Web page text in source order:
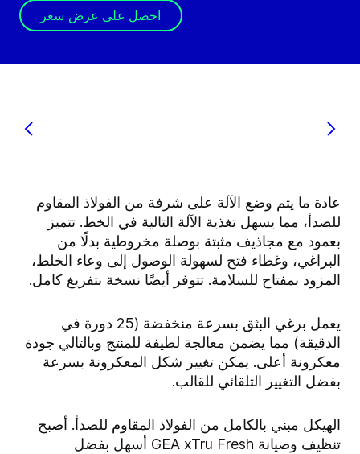
احصل على عرض سعر
عادة ما يتم وضع الآلة على شرفة من الفولاذ المقاوم
للصدأ، مما يسهل تغذية الآلة التالية في الخط. تتميز
بعمود مع مجاذيف مثبتة بوصلة مخروطية بدلًا من
البراغي، وغطاء فتح لسهولة الوصول إلى وعاء الخلط،
المزود بمفتاح للسلامة. تتوفر أيضًا نسخة بتفريغ كامل.
يعمل برغي البثق بسرعة منخفضة (25 دورة في
الدقيقة) مما يضمن معالجة لطيفة للمنتج وبالتالي جودة
معكرونة أعلى. يمكن تغيير شكل المعكرونة بسرعة
بفضل التغيير التلقائي للقالب.
الهيكل مبني بالكامل من الفولاذ المقاوم للصدأ. أصبح
تنظيف وصيانة
أسهل بفضل